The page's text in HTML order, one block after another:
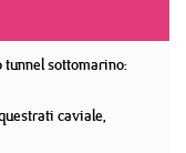
sottomarino:
caviale,